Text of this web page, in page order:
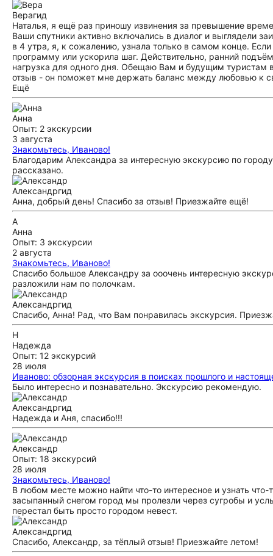
Верагид
Наталья, я ещё раз приношу извинения за превышение
Ваши спутники активно включались в диалог и выглядели
в 4 утра, я, к сожалению, узнала только в самом конце.
программу или ускорила шаг. Действительно, ранний
нагрузка для одного дня. Обещаю Вам и будущим туристам
отзыв - он поможет мне держать баланс между любовью к
Ещё
Анна
Опыт: 2 экскурсии
3 августа
Знакомьтесь, Иваново!
Благодарим Александра за интересную экскурсию по
рассказано.
Александргид
Анна, добрый день! Спасибо за отзыв! Приезжайте ещё!
А
Анна
Опыт: 3 экскурсии
2 августа
Знакомьтесь, Иваново!
Спасибо большое Александру за ооочень интересную
разложили нам по полочкам.
Александргид
Спасибо, Анна! Рад, что Вам понравилась экскурсия.
Н
Надежда
Опыт: 12 экскурсий
28 июля
Иваново: обзорная экскурсия в поисках прошлого и
Было интересно и познавательно. Экскурсию рекомендую.
Александргид
Надежда и Аня, спасибо!!!
Александр
Опыт: 18 экскурсий
28 июля
Знакомьтесь, Иваново!
В любом месте можно найти что-то интересное и узнать
засыпанный снегом город мы пролезли через сугробы и
перестал быть просто городом невест.
Александргид
Спасибо, Александр, за тёплый отзыв! Приезжайте летом!